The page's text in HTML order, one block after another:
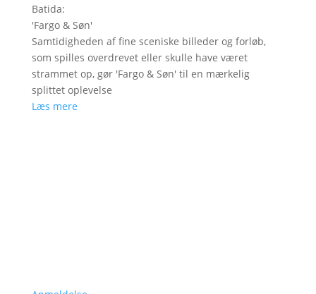
Batida:
'Fargo & Søn'
Samtidigheden af fine sceniske billeder og forløb,
som spilles overdrevet eller skulle have været
strammet op, gør 'Fargo & Søn' til en mærkelig
splittet oplevelse
Læs mere